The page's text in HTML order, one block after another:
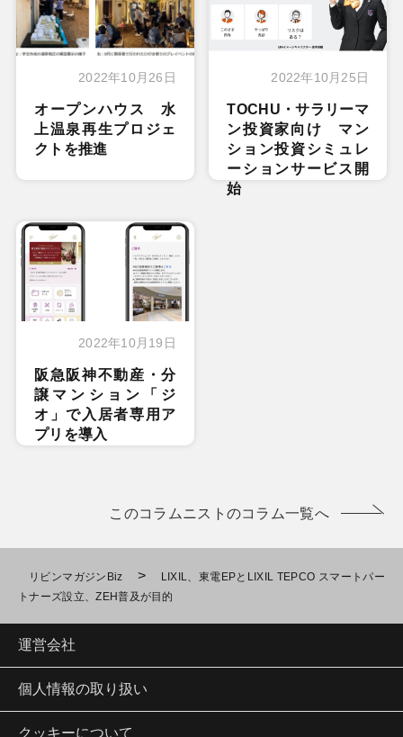
2022年10月26日
オープンハウス 水
上温泉再生プロジェ
クトを推進
2022年10月25日
TOCHU・サラリーマ
ン投資家向け マン
ション投資シミュレ
ーションサービス開
始
2022年10月19日
阪急阪神不動産・分
譲マンション「ジ
オ」で入居者専用ア
プリを導入
このコラムニストのコラム一覧へ
リビンマガジンBiz >
LIXIL、東電EPとLIXIL TEPCO スマートパー
トナーズ設立、ZEH普及が目的
運営会社
個人情報の取り扱い
クッキーについて